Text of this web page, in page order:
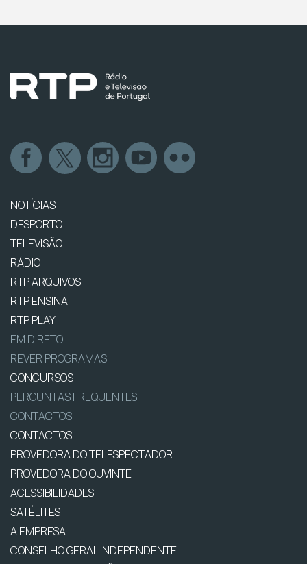
NOTÍCIAS
DESPORTO
TELEVISÃO
RÁDIO
RTP ARQUIVOS
RTP ENSINA
RTP PLAY
EM DIRETO
REVER PROGRAMAS
CONCURSOS
PERGUNTAS FREQUENTES
CONTACTOS
CONTACTOS
PROVEDORA DO TELESPECTADOR
PROVEDORA DO OUVINTE
ACESSIBILIDADES
SATÉLITES
A EMPRESA
CONSELHO GERAL INDEPENDENTE